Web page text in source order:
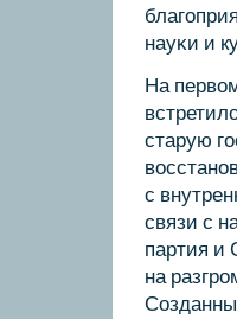
науκи и
На
старую
с
связи с
партия и
на